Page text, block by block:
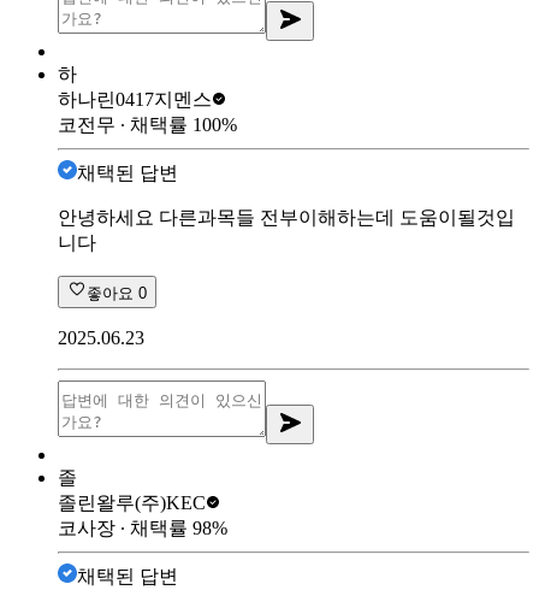
하
하나린0417지멘스
코전무 ∙ 채택률 100%
채택된 답변
안녕하세요 다른과목들 전부이해하는데 도움이될것입
니다
좋아요 0
2025.06.23
졸
졸린왈루(주)KEC
코사장 ∙ 채택률 98%
채택된 답변